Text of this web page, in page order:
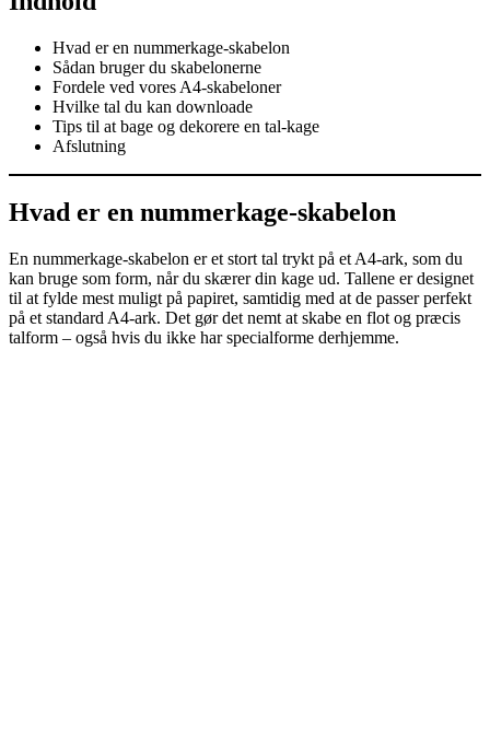
Hvad er en nummerkage‑skabelon
Sådan bruger du skabelonerne
Fordele ved vores A4‑skabeloner
Hvilke tal du kan downloade
Tips til at bage og dekorere en tal‑kage
Afslutning
Hvad er en nummerkage‑skabelon
En nummerkage‑skabelon er et stort tal trykt på et A4‑ark, som du
kan bruge som form, når du skærer din kage ud. Tallene er designet
til at fylde mest muligt på papiret, samtidig med at de passer perfekt
på et standard A4‑ark. Det gør det nemt at skabe en flot og præcis
talform – også hvis du ikke har specialforme derhjemme.